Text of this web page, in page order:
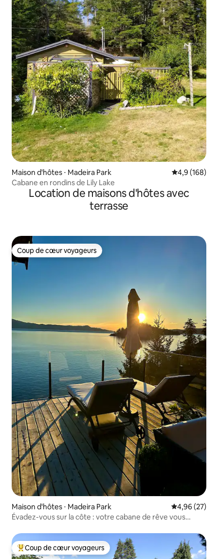
Maison d'hôtes ⋅ Madeira Park Évaluation
4,9 (168)
Cabane en rondins de Lily Lake
Location de maisons d'hôtes avec
terrasse
Coup de cœur voyageurs
Coup de cœur voyageurs
Maison d'hôtes ⋅ Madeira Park Évaluation
4,96 (27)
Évadez-vous sur la côte : votre cabane de rêve vous
Coups de cœur voyageurs les plus appréciés
Coup de cœur voyageurs